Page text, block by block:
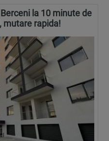
la 10 minute de
mutare rapida!